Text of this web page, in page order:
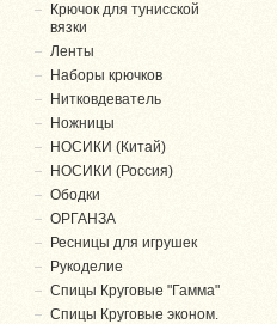
Крючок для тунисской
вязки
Ленты
Наборы крючков
Нитковдеватель
Ножницы
НОСИКИ (Китай)
НОСИКИ (Россия)
Ободки
ОРГАНЗА
Ресницы для игрушек
Рукоделие
Спицы Круговые "Гамма"
Спицы Круговые эконом.